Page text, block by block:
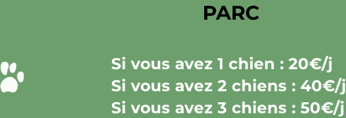
PARC
Si vous avez 1 chien : 20€/j
Si vous avez 2 chiens : 40€/j
Si vous avez 3 chiens : 50€/j